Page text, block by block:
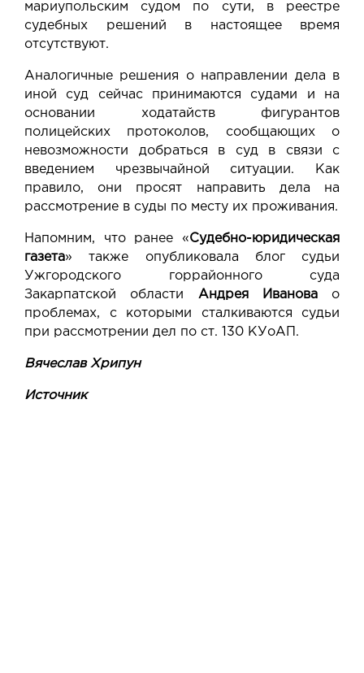
мариупольским судом по сути, в реестре
судебных решений в настоящее время
отсутствуют.
Аналогичные решения о направлении дела в
иной суд сейчас принимаютсясудами и на
основании ходатайств фигурантов
полицейских протоколов, сообщающих о
невозможности добраться в суд в связи с
введением чрезвычайной ситуации. Как
правило, они просят направить дела на
рассмотрение в суды по месту их проживания.
Напомним, что ранее «Судебно-юридическая
газета» также опубликовала блог судьи
Ужгородского горрайонного суда
Закарпатской области Андрея Ивановао
проблемах, с которыми сталкиваются судьи
при рассмотрении дел по ст. 130 КУоАП.
Вячеслав Хрипун
Источник